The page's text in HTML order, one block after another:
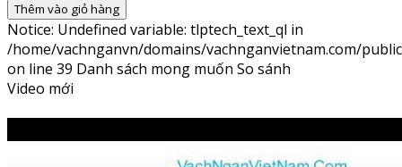
Thêm vào giỏ hàng
Notice: Undefined variable: tlptech_text_ql in
/home/vachnganvn/domains/vachnganvietnam.com/
on line 39 Danh sách mong muốn So sánh
Video mới